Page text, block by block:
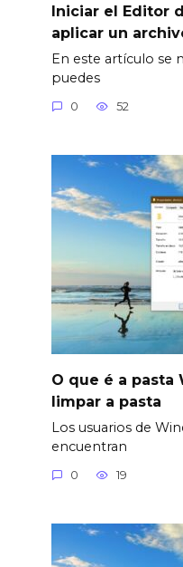
Iniciar el Editor
aplicar un
En este artículo se
puedes
0 52
O que é a pasta
limpar a pasta
Los usuarios de
encuentran
0 19